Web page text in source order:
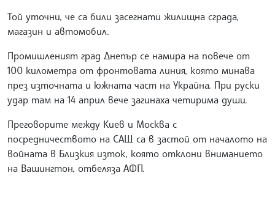
Той уточни, че са били засегнати жилищна сграда,
магазин и автомобил.
Промишленият град Днепър се намира на повече от
100 километра от фронтовата линия, която минава
през източната и южната част на Украйна. При руски
удар там на 14 април вече загинаха четирима души.
Преговорите между Киев и Москва с
посредничеството на САЩ са в застой от началото на
войната в Близкия изток, която отклони вниманието
на Вашингтон, отбеляза АФП.